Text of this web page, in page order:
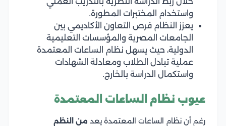
واستخدام المختبرات المطورة.
يعزز النظام فرص التعاون الأكاديمي بين
الجامعات المصرية والمؤسسات التعليمية
الدولية، حيث يسهل نظام الساعات المعتمدة
عملية تبادل الطلاب ومعادلة الشهادات
واستكمال الدراسة بالخارج.
عيوب نظام الساعات المعتمدة
رغم أن نظام الساعات المعتمدة يعد من النظم